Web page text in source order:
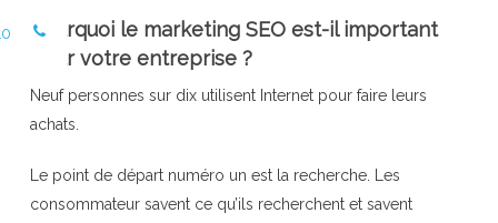
Pourquoi le marketing SEO est-il important
pour votre entreprise ?
Neuf personnes sur dix utilisent Internet pour faire leurs
achats.
Le point de départ numéro un est la recherche. Les
consommateur savent ce qu’ils recherchent et savent